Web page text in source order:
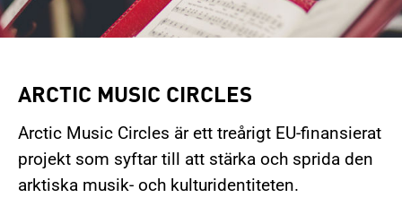
ARCTIC MUSIC CIRCLES
Arctic Music Circles är ett treårigt EU-finansierat
projekt som syftar till att stärka och sprida den
arktiska musik- och kulturidentiteten.